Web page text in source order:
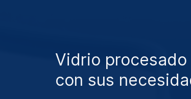
Vidrio
con sus